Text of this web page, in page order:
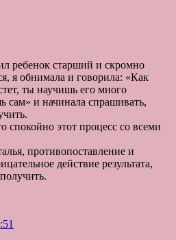
ребенок старший и скромно
я обнимала и говорила: «Как
ты научишь его много
сам» и начинала спрашивать,
спокойно этот процесс со всеми
противопоставление и
действие результата,